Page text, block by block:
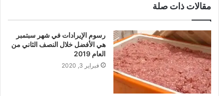
مقالات ذات صلة
رسوم الإيرادات في شهر سبتمبر
هي الأفضل خلال النصف الثاني من
العام 2019
فبراير 3, 2020